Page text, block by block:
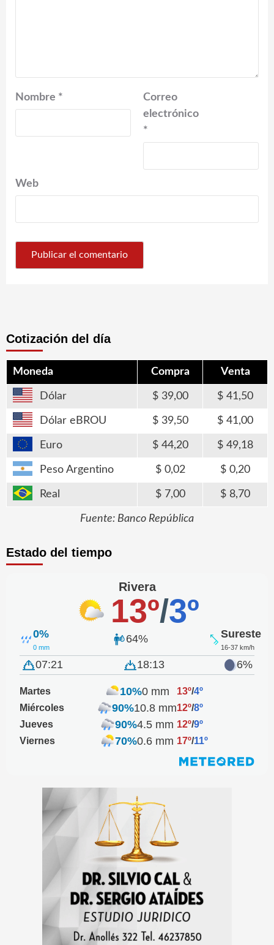
Nombre *
Correo
electrónico
*
Web
Cotización del día
Moneda Compra Venta
Dólar 39,00 41,50
Dólar eBROU 39,50 41,00
Euro 44,20 49,18
Peso Argentino 0,02 0,20
Real 7,00 8,70
Fuente: Banco República
Estado del tiempo
Rivera
13º/3º
0%
0 mm
64% Sureste
16-37 km/h
07:21 18:13 6%
Martes 10%0 mm 13º/4º
Miércoles
90%10.8 mm12º/8º
Jueves
90%4.5 mm 12º/9º
Viernes
70%0.6 mm 17º/11º